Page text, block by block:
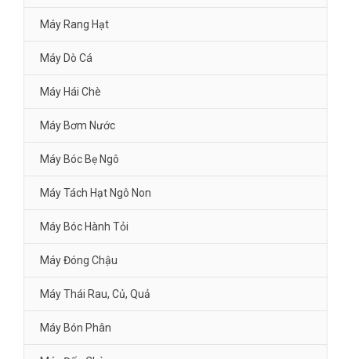
Máy Rang Hạt
Máy Dò Cá
Máy Hái Chè
Máy Bơm Nước
Máy Bóc Bẹ Ngô
Máy Tách Hạt Ngô Non
Máy Bóc Hành Tỏi
Máy Đóng Chậu
Máy Thái Rau, Củ, Quả
Máy Bón Phân